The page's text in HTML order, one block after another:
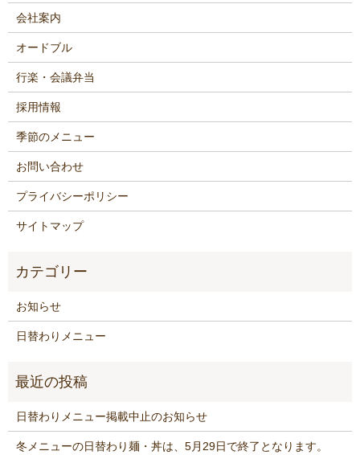
会社案内
オードブル
行楽・会議弁当
採用情報
季節のメニュー
お問い合わせ
プライバシーポリシー
サイトマップ
お知らせ
日替わりメニュー
日替わりメニュー掲載中止のお知らせ
冬メニューの日替わり麺・丼は、5月29日で終了となります。